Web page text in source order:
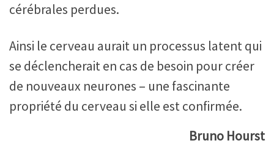
cérébrales perdues.
Ainsi le cerveau aurait un processus latent qui
se déclencherait en cas de besoin pour créer
de nouveaux neurones – une fascinante
propriété du cerveau si elle est confirmée.
Bruno Hourst